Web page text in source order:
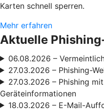
Karten schnell sperren.
Mehr erfahren
Aktuelle
06.08.2026 –
27.03.2026 – Phishing-
27.03.2026 – Phishing
Geräteinformationen
18.03.2026 – E-Mail-